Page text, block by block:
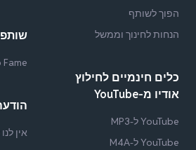
הפוך לשותף
הנחות לחינוך וממשל
כלים חינמיים לחילוץ
אודיו מ-YouTube
YouTube ל-MP3
YouTube ל-M4A
אין